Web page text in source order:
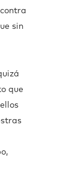
sin
que